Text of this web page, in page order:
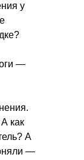
у
—
как
А
—